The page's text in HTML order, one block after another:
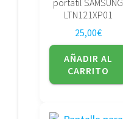
portatil SAMSUNG
LTN121XP01
25,00€
AÑADIR AL
CARRITO